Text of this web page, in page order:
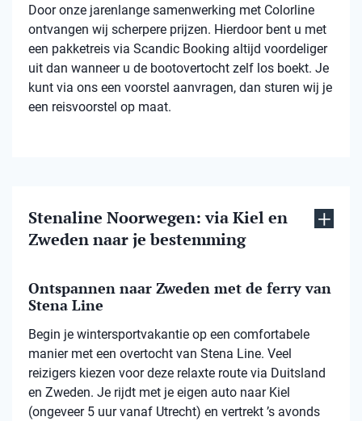
Door onze jarenlange samenwerking met Colorline
ontvangen wij scherpere prijzen. Hierdoor bent u met
een pakketreis via Scandic Booking altijd voordeliger
uit dan wanneer u de bootovertocht zelf los boekt. Je
kunt via ons een voorstel aanvragen, dan sturen wij je
een reisvoorstel op maat.
Stenaline Noorwegen: via Kiel en
Zweden naar je bestemming
Ontspannen naar Zweden met de ferry van
Stena Line
Begin je wintersportvakantie op een comfortabele
manier met een overtocht van Stena Line. Veel
reizigers kiezen voor deze relaxte route via Duitsland
en Zweden. Je rijdt met je eigen auto naar Kiel
(ongeveer 5 uur vanaf Utrecht) en vertrekt ’s avonds